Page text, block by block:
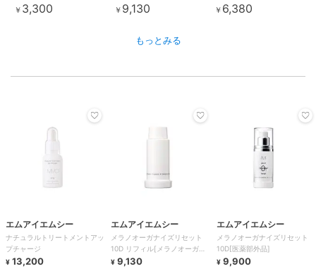
￥ 3,300 ￥ 9,130 ￥ 6,380
もっとみる
エムアイエムシー
ナチュラルトリートメントアッ
プチャージ
¥ 13,200
エムアイエムシー
メラノオーガナイズリセット
10D リフィル[メラノオーガナ
イズリセット 10D
¥ 9,130
エムアイエムシー
メラノオーガナイズリセット
10D[医薬部外品]
¥ 9,900